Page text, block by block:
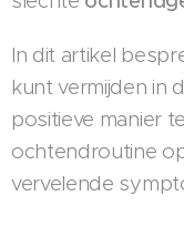
In dit artikel
kunt vermijden in
positieve manier
ochtendroutine
vervelende